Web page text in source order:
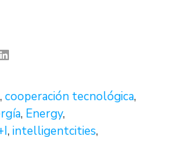
,cooperación tecnológica,
, Energy,
, intelligentcities,